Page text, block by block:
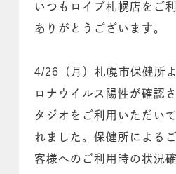
いつもロイブ札幌店をご
ありがとうございます。
4/26（月）札幌市保健所
ロナウイルス陽性が確認
タジオをご利用いただい
れました。保健所による
客様へのご利用時の状況